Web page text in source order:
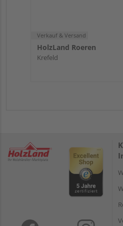
Verkauf & Versand
HolzLand Roeren
Krefeld